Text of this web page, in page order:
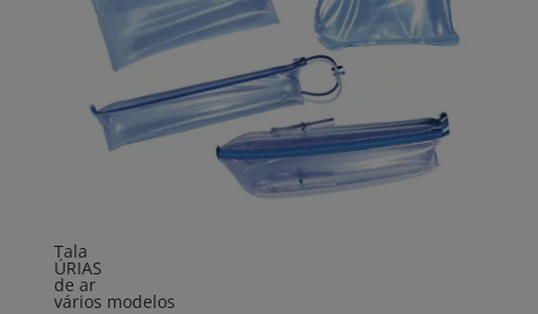
Tala
ÚRIAS
de ar
vários modelos